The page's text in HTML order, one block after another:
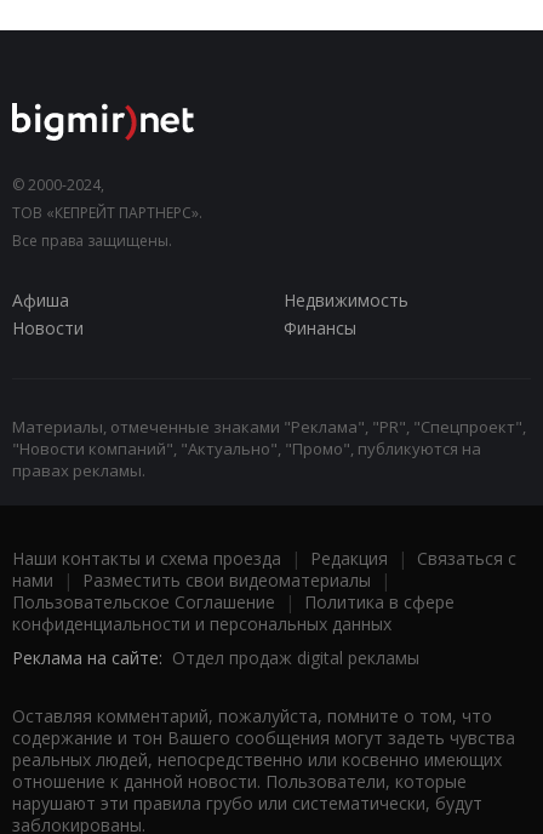
© 2000-2024,
ТОВ «КЕПРЕЙТ ПАРТНЕРС».
Все права защищены.
Афиша
Недвижимость
Новости
Финансы
Материалы, отмеченные знаками "Реклама", "PR", "Спецпроект",
"Новости компаний", "Актуально", "Промо", публикуются на
правах рекламы.
Наши контакты и схема проезда | Редакция | Связаться с
нами | Разместить свои видеоматериалы |
Пользовательское Соглашение |
Политика в сфере
конфиденциальности и персональных данных
Реклама на сайте: Отдел продаж digital рекламы
Оставляя комментарий, пожалуйста, помните о том, что
содержание и тон Вашего сообщения могут задеть чувства
реальных людей, непосредственно или косвенно имеющих
отношение к данной новости. Пользователи, которые
нарушают эти правила грубо или систематически, будут
заблокированы.